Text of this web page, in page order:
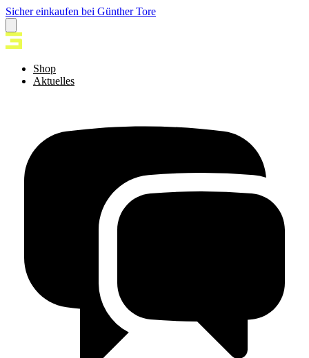
Sicher einkaufen bei Günther Tore
Shop
Aktuelles